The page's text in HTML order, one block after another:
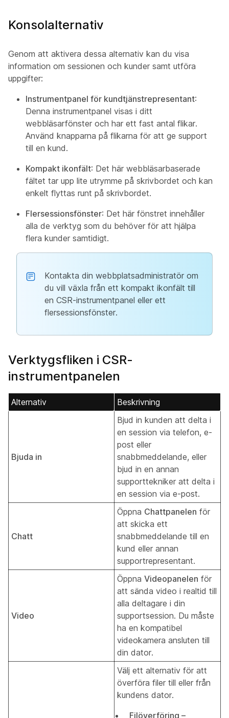
Konsolalternativ
Genom att aktivera dessa alternativ kan du visa
information om sessionen och kunder samt utföra
uppgifter:
Instrumentpanel för kundtjänstrepresentant:
Denna instrumentpanel visas i ditt
webbläsarfönster och har ett fast antal flikar.
Använd knapparna på flikarna för att ge support
till en kund.
Kompakt ikonfält: Det här webbläsarbaserade
fältet tar upp lite utrymme på skrivbordet och kan
enkelt flyttas runt på skrivbordet.
Flersessionsfönster: Det här fönstret innehåller
alla de verktyg som du behöver för att hjälpa
flera kunder samtidigt.
Kontakta din webbplatsadministratör om
du vill växla från ett kompakt ikonfält till
en CSR-instrumentpanel eller ett
flersessionsfönster.
Verktygsfliken i CSR-
instrumentpanelen
Alternativ Beskrivning
Bjuda in
Bjud in kunden att delta i
en session via telefon, e-
post eller
snabbmeddelande, eller
bjud in en annan
supporttekniker att delta i
en session via e-post.
Chatt
Öppna Chattpanelen för
att skicka ett
snabbmeddelande till en
kund eller annan
supportrepresentant.
Video
Öppna Videopanelen för
att sända video i realtid till
alla deltagare i din
supportsession. Du måste
ha en kompatibel
videokamera ansluten till
din dator.
Välj ett alternativ för att
överföra filer till eller från
kundens dator.
Filöverföring –